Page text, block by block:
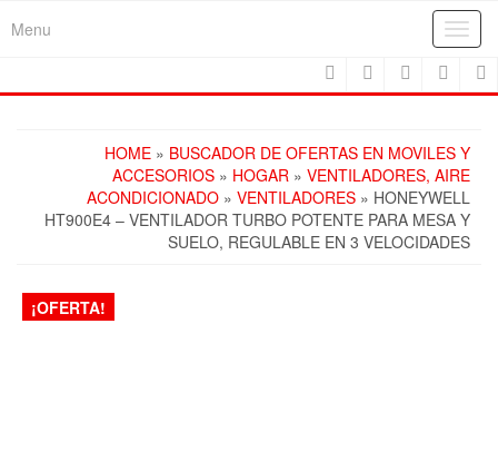
Menu
HOME » BUSCADOR DE OFERTAS EN MOVILES Y
ACCESORIOS » HOGAR » VENTILADORES, AIRE
ACONDICIONADO » VENTILADORES » HONEYWELL
HT900E4 – VENTILADOR TURBO POTENTE PARA MESA Y
SUELO, REGULABLE EN 3 VELOCIDADES
¡OFERTA!